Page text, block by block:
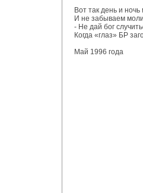
Вот так день и
И не забываем
- Не дай бог
Когда «глаз» БР
Май 1996 года